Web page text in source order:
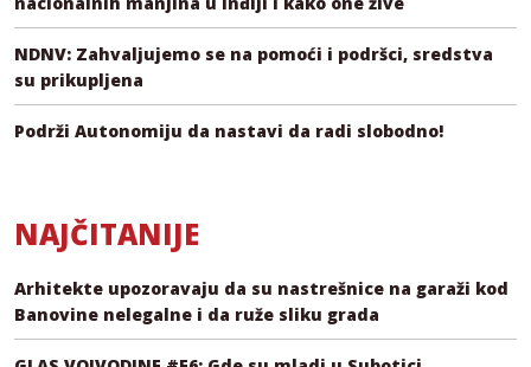
NDNV: Zahvaljujemo se na pomoći i podršci, sredstva
su prikupljena
Podrži Autonomiju da nastavi da radi slobodno!
NAJČITANIJE
Arhitekte upozoravaju da su nastrešnice na garaži kod
Banovine nelegalne i da ruže sliku grada